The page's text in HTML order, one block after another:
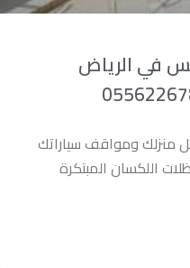
في الرياض
منزلك ومواقف سياراتك
اللكسان المبتكرة